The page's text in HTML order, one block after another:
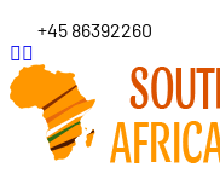
+45 86392260